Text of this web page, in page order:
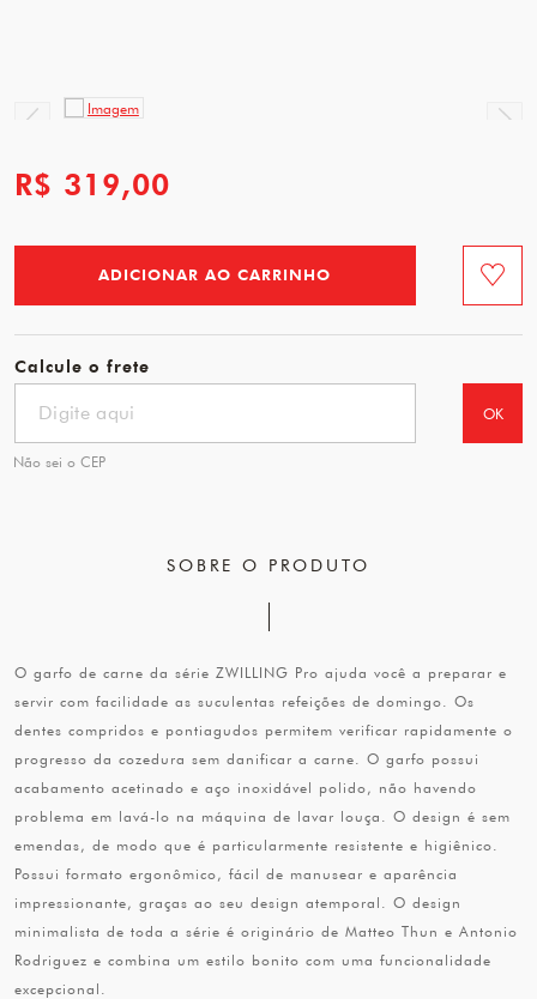
R$ 319,00
ADICIONAR AO CARRINHO
Calcule o frete
OK
Não sei o CEP
SOBRE O PRODUTO
O garfo de carne da série ZWILLING Pro ajuda você a preparar e
servir com facilidade as suculentas refeições de domingo. Os
dentes compridos e pontiagudos permitem verificar rapidamente o
progresso da cozedura sem danificar a carne. O garfo possui
acabamento acetinado e aço inoxidável polido, não havendo
problema em lavá-lo na máquina de lavar louça. O design é sem
emendas, de modo que é particularmente resistente e higiênico.
Possui formato ergonômico, fácil de manusear e aparência
impressionante, graças ao seu design atemporal. O design
minimalista de toda a série é originário de Matteo Thun e Antonio
Rodriguez e combina um estilo bonito com uma funcionalidade
excepcional.